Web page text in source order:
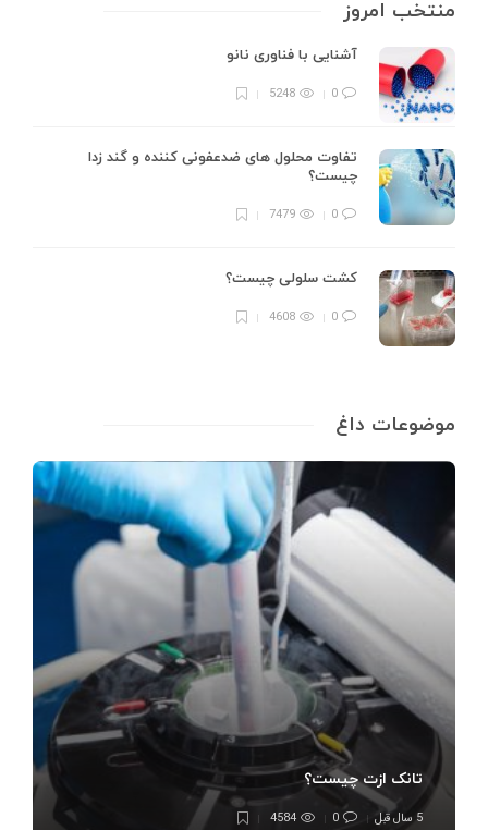
منتخب امروز
آشنایی با فناوری نانو
0
5248
تفاوت محلول های ضدعفونی کننده و گند زدا
چیست؟
0
7479
کشت سلولی چیست؟
0
4608
موضوعات داغ
تانک ازت چیست؟
5 سال قبل 0
4584